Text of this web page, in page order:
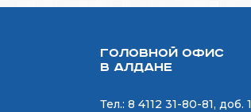
Головной офис
в Алдане
Тел.: 8 4112 31-80-81, доб. 1